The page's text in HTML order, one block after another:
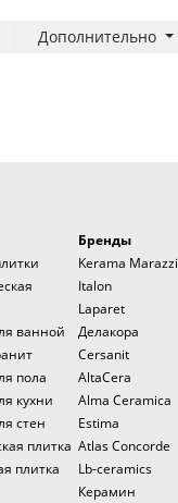
Дополнительно
ванной
пола
кухни
стен
плитка
плитка
Бренды
Kerama Marazzi
Italon
Laparet
Делакора
Cersanit
AltaCera
Alma Ceramica
Estima
Atlas Concorde
Lb-ceramics
Керамин